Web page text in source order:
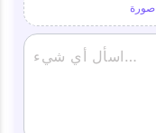
صورة